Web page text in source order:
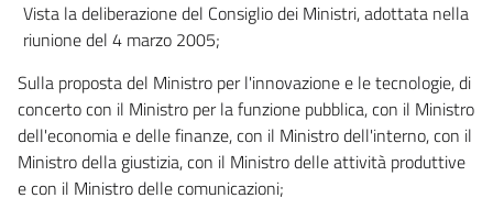
Documenti della pubblica amministrazione))
40
40 bis
40 ter
((Sezione II
Gestione e conservazione dei documenti))
41
Vista la deliberazione del Consiglio dei Ministri, adottata nella
riunione del 4 marzo 2005;
Sulla proposta del Ministro per l'innovazione e le tecnologie, di
concerto con il Ministro per la funzione pubblica, con il Ministro
dell'economia e delle finanze, con il Ministro dell'interno, con il
Ministro della giustizia, con il Ministro delle attività produttive
e con il Ministro delle comunicazioni;